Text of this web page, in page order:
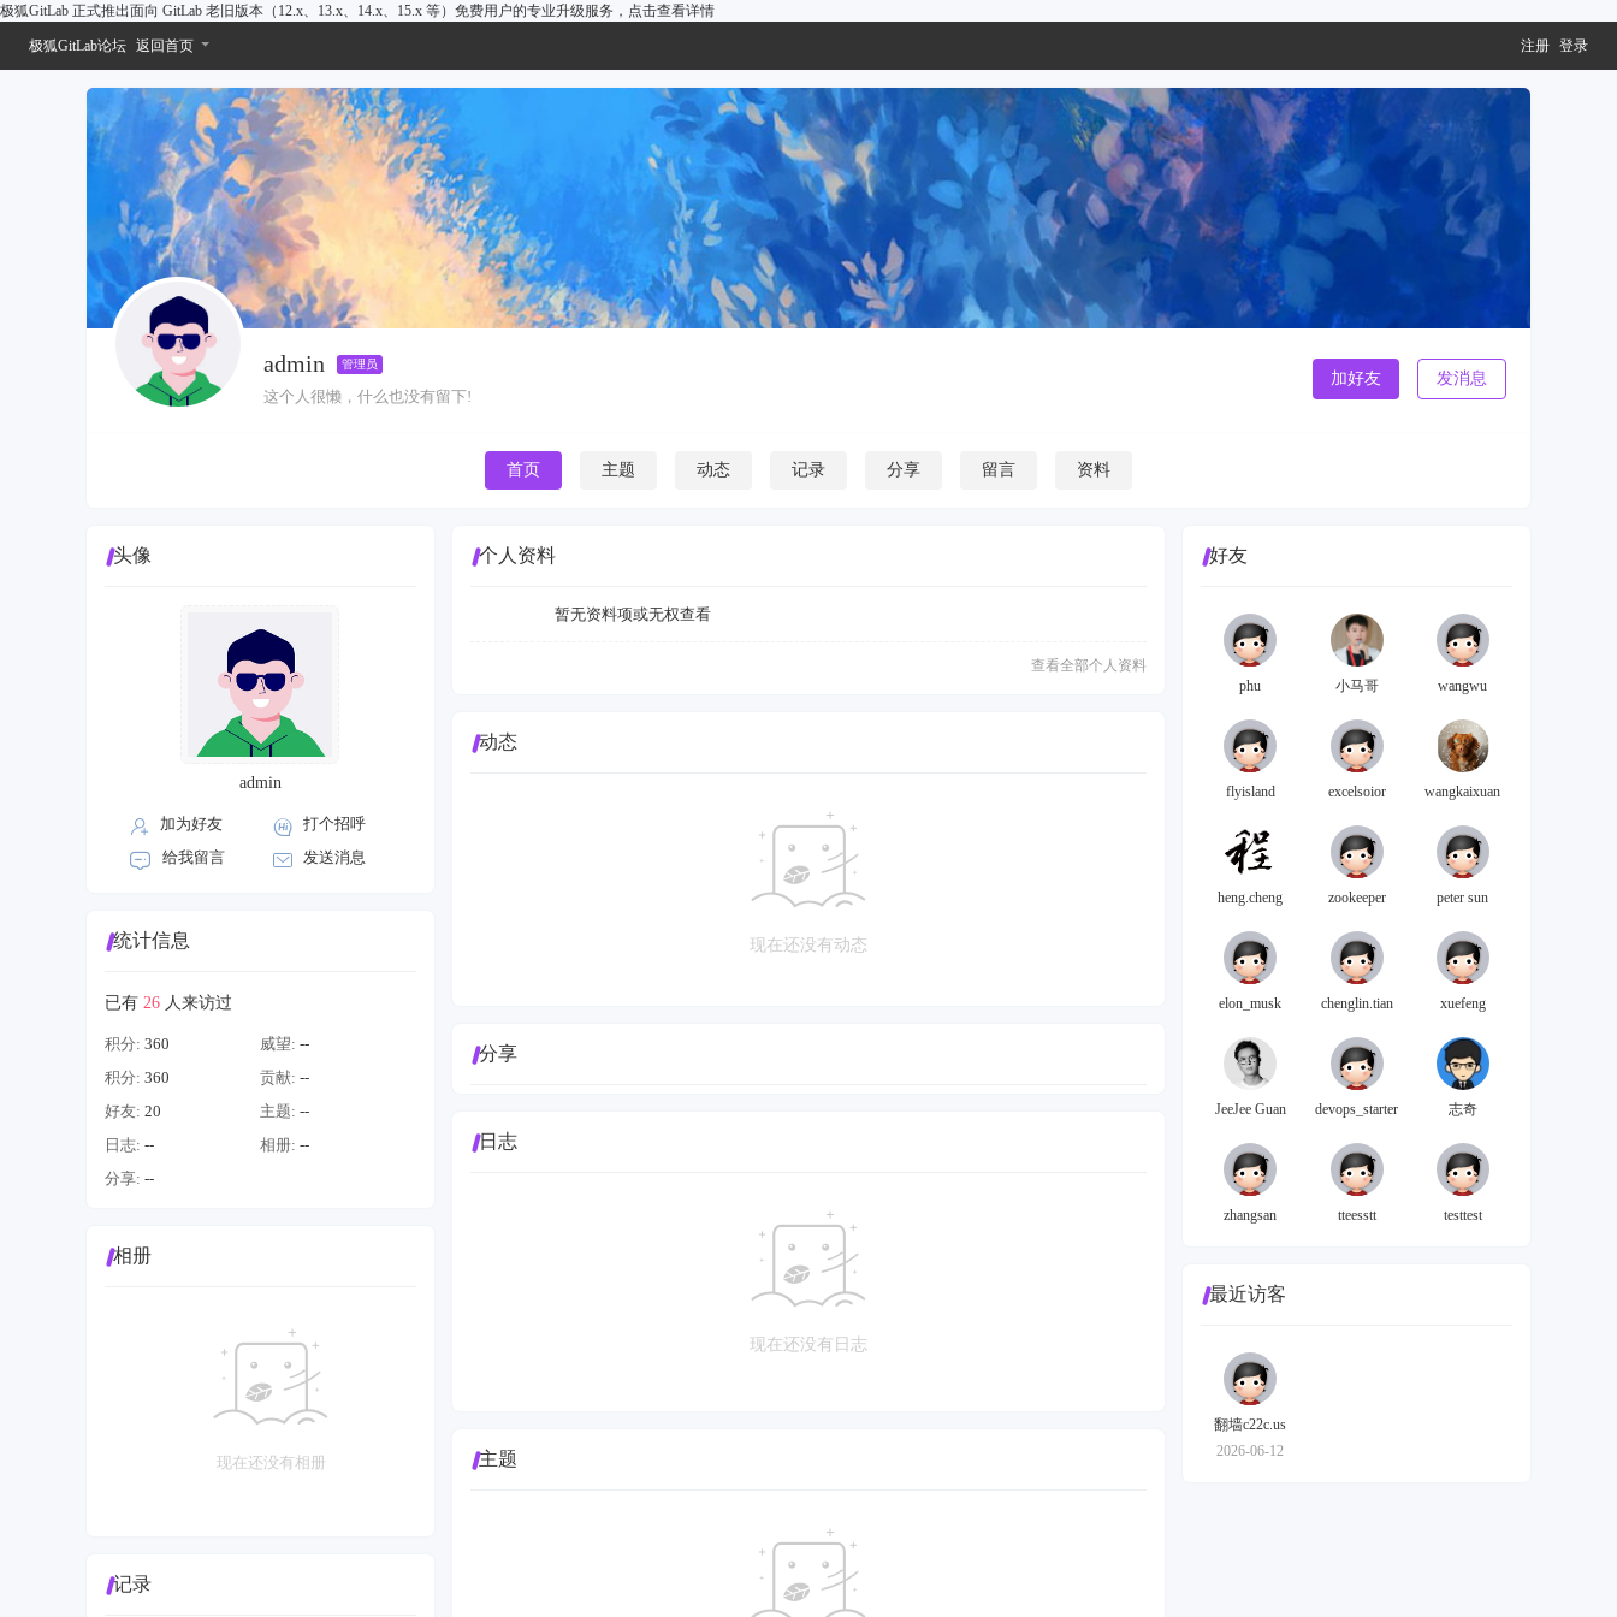
极狐GitLab 正式推出面向 GitLab 老旧版本（12.x、13.x、14.x、15.x 等）免费用户的专业升级服务， 点击查看详情
注册 登录
极狐GitLab论坛 返回首页
加好友 发消息
admin 管理员
这个人很懒，什么也没有留下!
首页 主题 动态 记录 分享 留言 资料
头像
admin
加为好友
打个招呼
给我留言
发送消息
统计信息
已有 26 人来访过
积分: 360 威望:--
积分: 360 贡献:--
好友: 20 主题:--
日志: -- 相册:--
分享: --
相册
现在还没有相册
记录
个人资料
暂无资料项或无权查看
查看全部个人资料
动态
现在还没有动态
分享
日志
现在还没有日志
主题
好友
phu 小马哥 wangwu
flyisland excelsoior wangkaixuan
heng.cheng zookeeper peter sun
elon_musk chenglin.tian xuefeng
JeeJee Guan devops_starter 志奇
zhangsan tteesstt testtest
最近访客
翻墙c22c.us
2026-06-12